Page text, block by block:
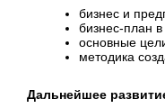
бизнес и
бизнес-план
основные
методика
Дальнейшее